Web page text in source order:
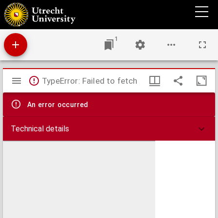
Geschiedenis van het liefdewerk der ambachtsleerlingen te 's Gravenhage.
1
Mirador
viewer
TypeError: Failed to fetch
An error occurred
Technical details